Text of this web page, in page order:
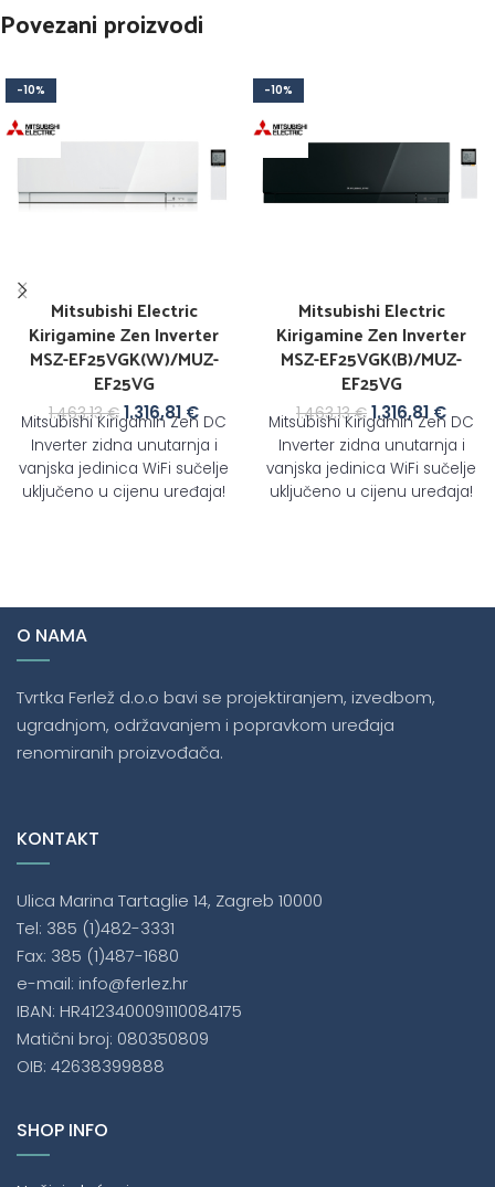
Povezani proizvodi
-10%
Mitsubishi Electric
Kirigamine Zen Inverter
MSZ-EF25VGK(W)/MUZ-
EF25VG
1.463,13€ 1.316,81 €
Mitsubishi Kirigamin Zen DC
Inverter zidna unutarnja i
vanjska jedinica WiFi sučelje
uključeno u cijenu uređaja!
-10%
Mitsubishi Electric
Kirigamine Zen Inverter
MSZ-EF25VGK(B)/MUZ-
EF25VG
1.463,13€ 1.316,81 €
Mitsubishi Kirigamin Zen DC
Inverter zidna unutarnja i
vanjska jedinica WiFi sučelje
uključeno u cijenu uređaja!
O NAMA
Tvrtka Ferlež d.o.o bavi se projektiranjem, izvedbom,
ugradnjom, održavanjem i popravkom uređaja
renomiranih proizvođača.
KONTAKT
Ulica Marina Tartaglie 14, Zagreb 10000
Tel: 385 (1)482-3331
Fax: 385 (1)487-1680
e-mail: info@ferlez.hr
IBAN: HR4123400091110084175
Matični broj: 080350809
OIB: 42638399888
SHOP INFO